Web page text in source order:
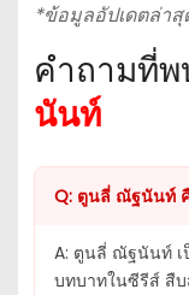
*ข้อมูลอัปเดตล่า
คำถามที่พ
นันท์
Q: ตูนลี่ ณัฐนันท์
A: ตูนลี่ ณัฐนันท์ เ
บทบาทในซีรีส์ สื